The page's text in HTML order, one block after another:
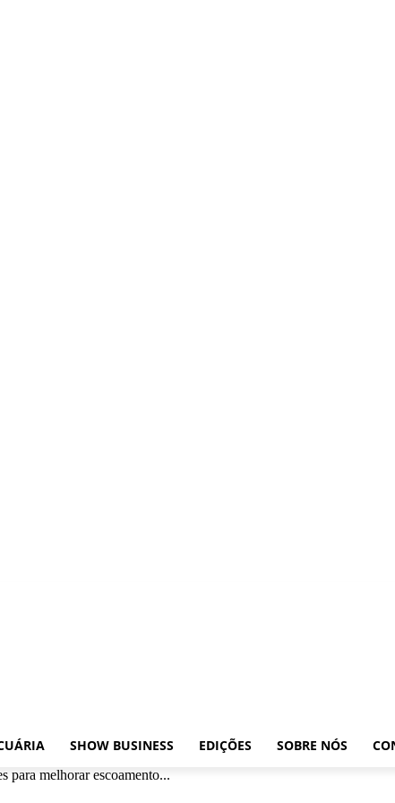
SHOW BUSINESS EDIÇÕES SOBRE NÓS
para melhorar escoamento...